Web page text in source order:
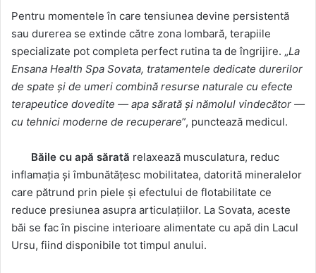
Pentru momentele în care tensiunea devine persistentă
sau durerea se extinde către zona lombară, terapiile
specializate pot completa perfect rutina ta de îngrijire. „La
Ensana Health Spa Sovata, tratamentele dedicate durerilor
de spate și de umeri combină resurse naturale cu efecte
terapeutice dovedite — apa sărată și nămolul vindecător —
cu tehnici moderne de recuperare”, punctează medicul.
Băile cu apă sărată relaxează musculatura, reduc
inflamația și îmbunătățesc mobilitatea, datorită mineralelor
care pătrund prin piele și efectului de flotabilitate ce
reduce presiunea asupra articulațiilor. La Sovata, aceste
băi se fac în piscine interioare alimentate cu apă din Lacul
Ursu, fiind disponibile tot timpul anului.